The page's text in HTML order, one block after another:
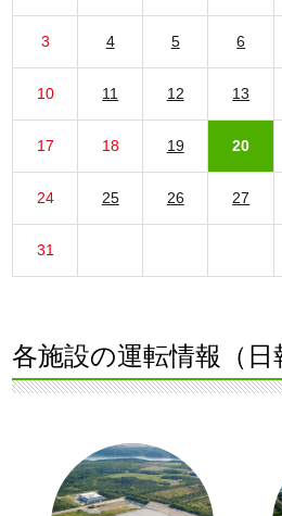
3 4 5 6
10 11 12 13
17 18 19 20
24 25 26 27
31
各施設の運転情報（日